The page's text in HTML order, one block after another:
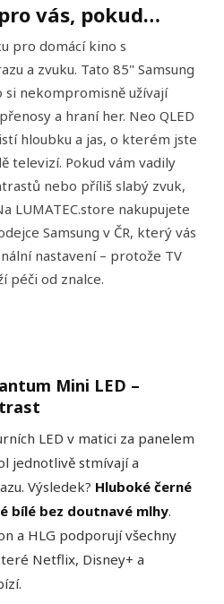
vás, pokud…
pro domácí kino s
a zvuku. Tato 85" Samsung
si nekompromisně užívají
a hraní her. Neo QLED
hloubku a jas, o kterém jste
televizí. Pokud vám vadily
nebo příliš slabý zvuk,
LUMATEC.store nakupujete
Samsung v ČR, který vás
nastavení – protože TV
péči od znalce.
Mini LED –
LED v matici za panelem
jednotlivě stmívají a
Výsledek? Hluboké černé
bílé bez doutnavé mlhy.
a HLG podporují všechny
Netflix, Disney+ a